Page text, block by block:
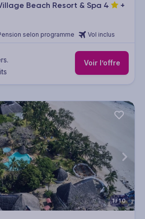
Beach Resort & Spa 4
+
selon programme Vol inclus
Voir l’offre
1/10